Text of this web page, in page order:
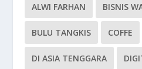
ALWI FARHAN BISNIS
BULU TANGKIS COFFE
DI ASIA TENGGARA